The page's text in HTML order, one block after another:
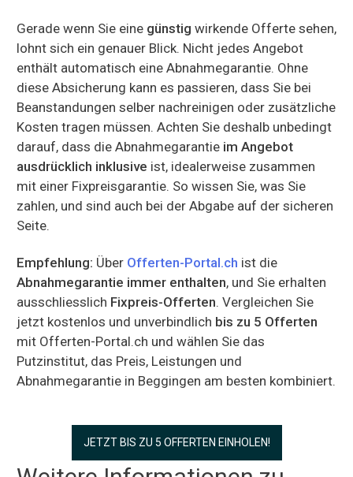
Gerade wenn Sie eine günstig wirkende Offerte sehen,
lohnt sich ein genauer Blick. Nicht jedes Angebot
enthält automatisch eine Abnahmegarantie. Ohne
diese Absicherung kann es passieren, dass Sie bei
Beanstandungen selber nachreinigen oder zusätzliche
Kosten tragen müssen. Achten Sie deshalb unbedingt
darauf, dass die Abnahmegarantie im Angebot
ausdrücklich inklusive ist, idealerweise zusammen
mit einer Fixpreisgarantie. So wissen Sie, was Sie
zahlen, und sind auch bei der Abgabe auf der sicheren
Seite.
Empfehlung: Über Offerten-Portal.ch ist die
Abnahmegarantie immer enthalten, und Sie erhalten
ausschliesslich Fixpreis-Offerten. Vergleichen Sie
jetzt kostenlos und unverbindlich bis zu 5 Offerten
mit Offerten-Portal.ch und wählen Sie das
Putzinstitut, das Preis, Leistungen und
Abnahmegarantie in Beggingen am besten kombiniert.
JETZT BIS ZU 5 OFFERTEN EINHOLEN!